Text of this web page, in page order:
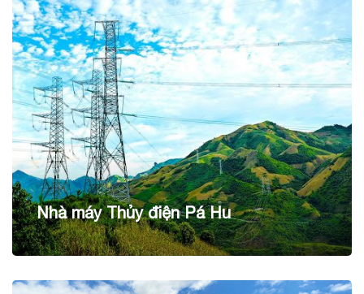
Nhà máy Thủy điện Pá Hu